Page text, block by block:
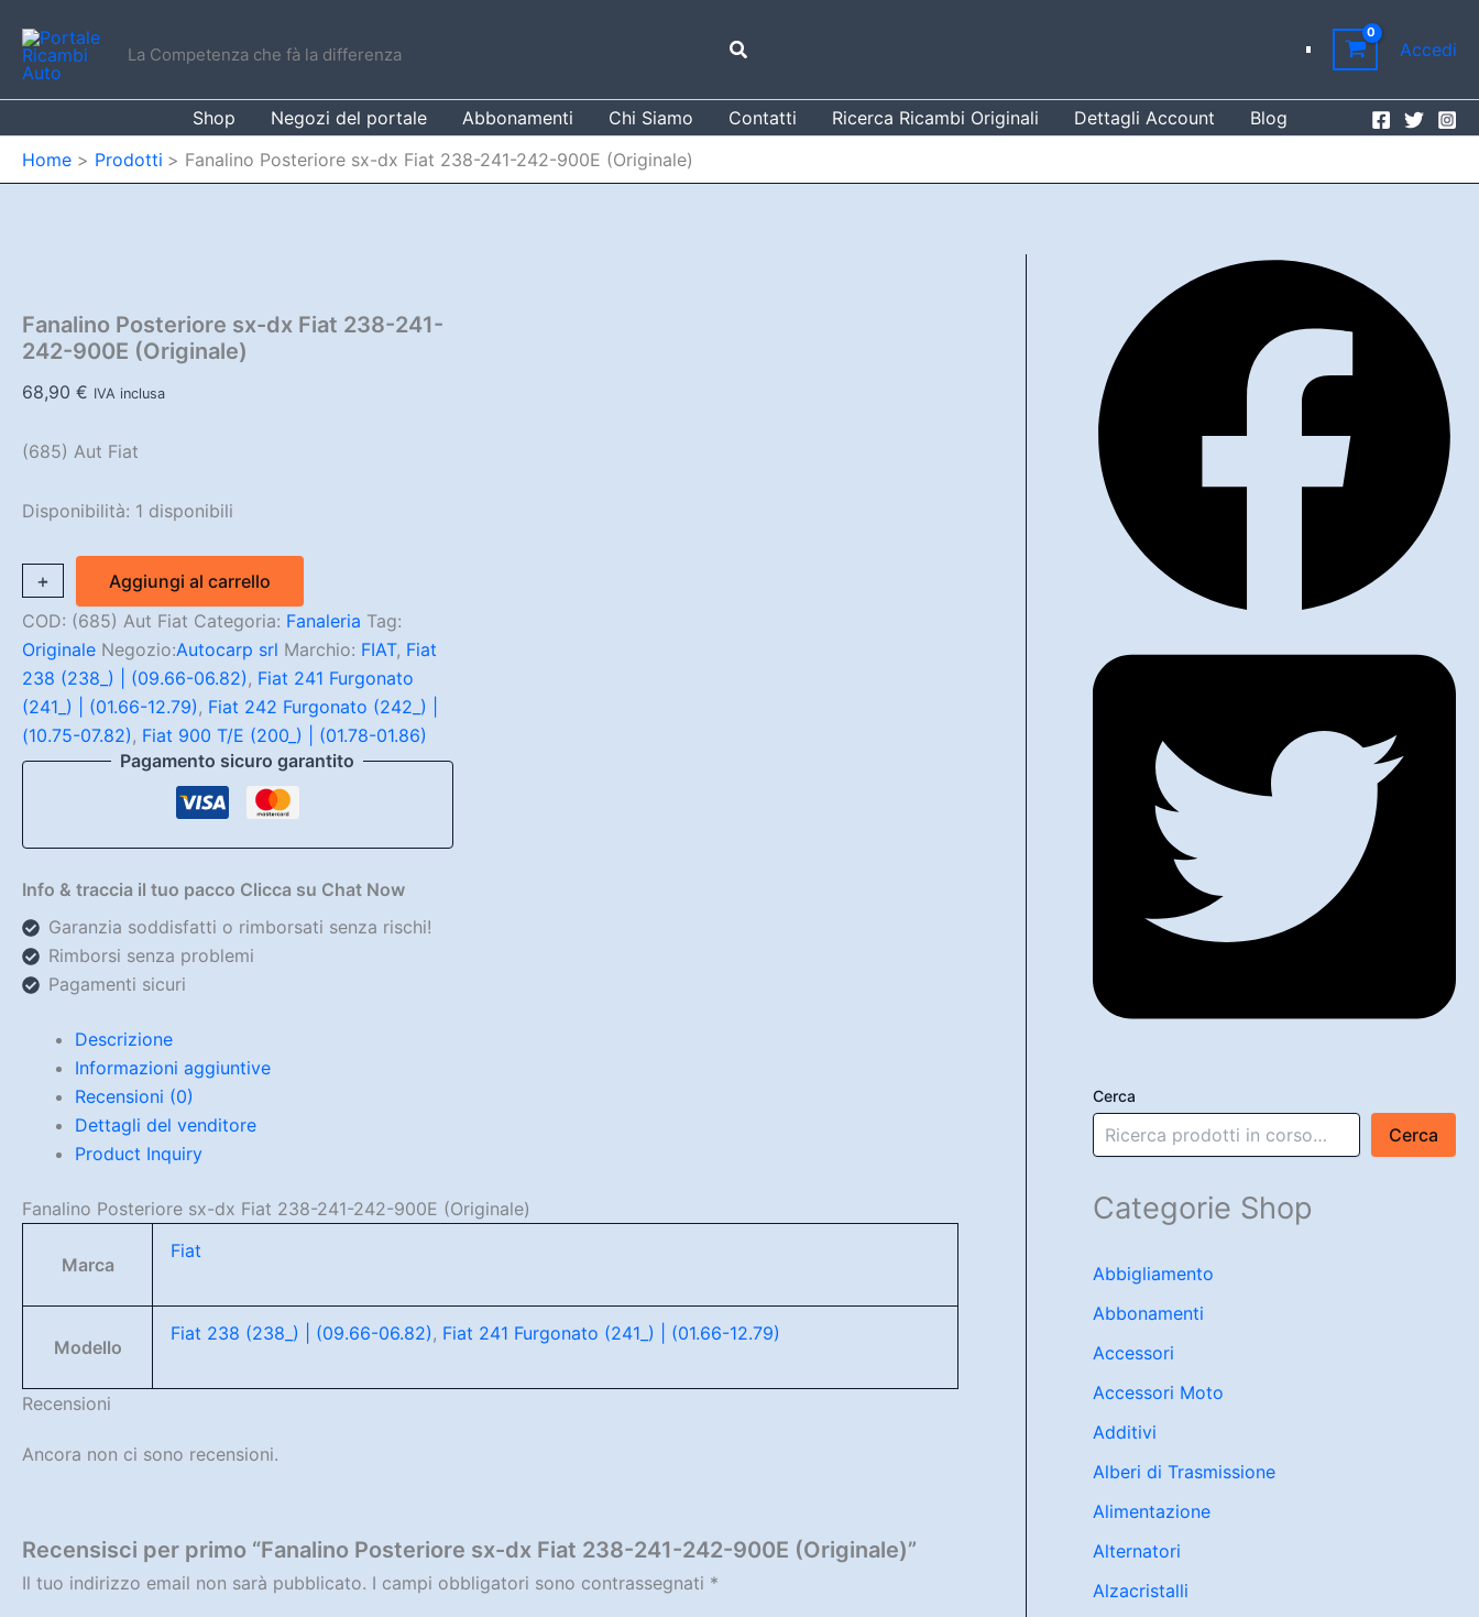
contenuto
La Competenza che fà la differenza Cerca Accedi
Shop Negozi del portale Abbonamenti Chi Siamo Contatti Ricerca Ricambi Originali Dettagli Account
Blog
Home
Prodotti Fanalino Posteriore sx-dx Fiat 238-241-242-900E (Originale)
Fanalino Posteriore sx-dx Fiat 238-241-
242-900E (Originale)
68,90 € IVA inclusa
(685) Aut Fiat
Disponibilità: 1 disponibili
-
Fanalino
Posteriore
sx-
dx
Fiat
238-
241-
242-
900E
(Originale)
+
Aggiungi al carrello
COD: (685) Aut Fiat Categoria: Fanaleria Tag:
Originale Negozio:Autocarp srl Marchio: FIAT, Fiat
238 (238_) | (09.66-06.82), Fiat 241 Furgonato
(241_) | (01.66-12.79), Fiat 242 Furgonato (242_) |
(10.75-07.82), Fiat 900 T/E (200_) | (01.78-01.86)
Pagamento sicuro garantito
Info & traccia il tuo pacco Clicca su Chat Now
Garanzia soddisfatti o rimborsati senza rischi!
Rimborsi senza problemi
Pagamenti sicuri
Descrizione
Informazioni aggiuntive
Recensioni (0)
Dettagli del venditore
Product Inquiry
Fanalino Posteriore sx-dx Fiat 238-241-242-900E (Originale)
Marca
Fiat
Modello
Fiat 238 (238_) | (09.66-06.82), Fiat 241 Furgonato (241_) | (01.66-12.79)
Recensioni
Ancora non ci sono recensioni.
Recensisci per primo “Fanalino Posteriore sx-dx Fiat 238-241-242-900E (Originale)”
Il tuo indirizzo email non sarà pubblicato. I campi obbligatori sono contrassegnati *
Cerca
Cerca
Categorie Shop
Abbigliamento
Abbonamenti
Accessori
Accessori Moto
Additivi
Alberi di Trasmissione
Alimentazione
Alternatori
Alzacristalli